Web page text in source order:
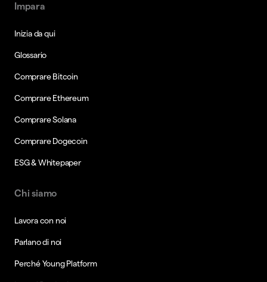
Impara
Inizia da qui
Glossario
Comprare Bitcoin
Comprare Ethereum
Comprare Solana
Comprare Dogecoin
ESG & Whitepaper
Chi siamo
Lavora con noi
Parlano di noi
Perché Young Platform